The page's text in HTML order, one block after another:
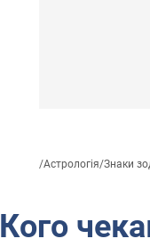
/Астрологія/Знаки
Кого